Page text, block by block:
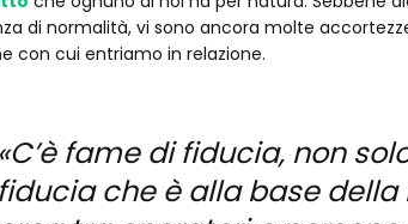
di normalità, vi sono ancora molte
con cui entriamo in relazione.
«C’è fame di fiducia, non
fiducia che è alla base